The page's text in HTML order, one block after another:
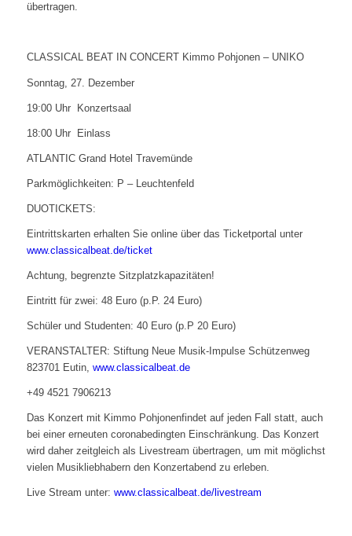
übertragen.
CLASSICAL BEAT IN CONCERT Kimmo Pohjonen – UNIKO
Sonntag, 27. Dezember
19:00 Uhr Konzertsaal
18:00 Uhr Einlass
ATLANTIC Grand Hotel Travemünde
Parkmöglichkeiten: P – Leuchtenfeld
DUOTICKETS:
Eintrittskarten erhalten Sie online über das Ticketportal unter
www.classicalbeat.de/ticket
Achtung, begrenzte Sitzplatzkapazitäten!
Eintritt für zwei: 48 Euro (p.P. 24 Euro)
Schüler und Studenten: 40 Euro (p.P 20 Euro)
VERANSTALTER: Stiftung Neue Musik-Impulse Schützenweg
823701 Eutin, www.classicalbeat.de
+49 4521 7906213
Das Konzert mit Kimmo Pohjonenfindet auf jeden Fall statt, auch
bei einer erneuten coronabedingten Einschränkung. Das Konzert
wird daher zeitgleich als Livestream übertragen, um mit möglichst
vielen Musikliebhabern den Konzertabend zu erleben.
Live Stream unter: www.classicalbeat.de/livestream